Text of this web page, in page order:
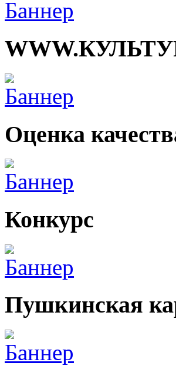
Оценка
Конкурс
Пушкинская